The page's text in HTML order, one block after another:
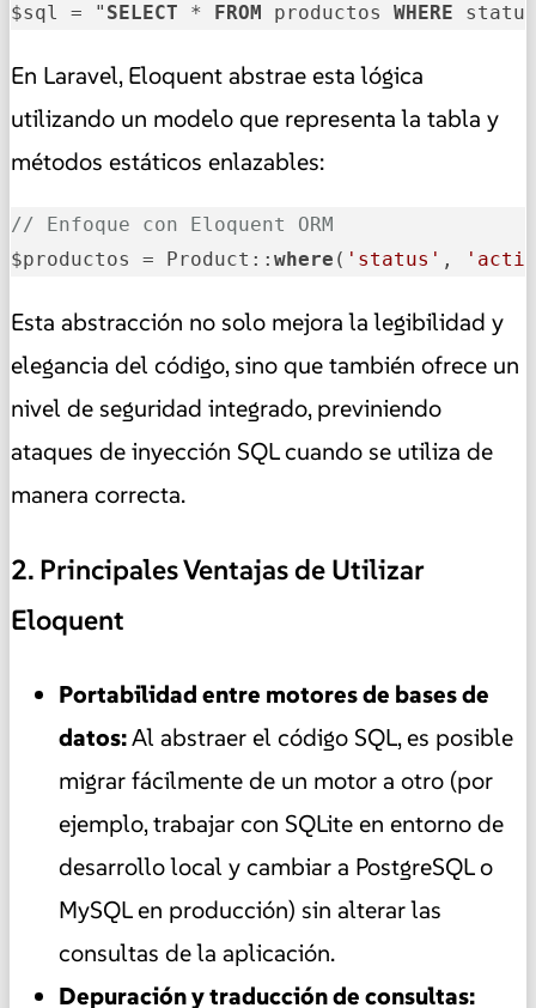
$sql = " SELECT * FROM productos WHERE
En Laravel, Eloquent abstrae esta lógica
utilizando un modelo que representa la tabla y
métodos estáticos enlazables:
// Enfoque con Eloquent ORM
$productos = Product:: where ( 'status' ,
Esta abstracción no solo mejora la legibilidad y
elegancia del código, sino que también ofrece un
nivel de seguridad integrado, previniendo
ataques de inyección SQL cuando se utiliza de
manera correcta.
2. Principales Ventajas de Utilizar
Eloquent
Portabilidad entre motores de bases de
datos:Al abstraer el código SQL, es posible
migrar fácilmente de un motor a otro (por
ejemplo, trabajar con SQLite en entorno de
desarrollo local y cambiar a PostgreSQL o
MySQL en producción) sin alterar las
consultas de la aplicación.
Depuración y traducción de consultas: